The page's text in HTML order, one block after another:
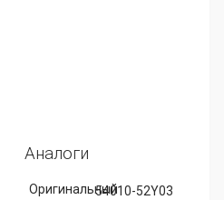
Аналоги
Оригинальный54010-52Y03